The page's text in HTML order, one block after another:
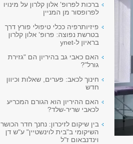
ברכות לפרופ' אלון קלרון על מינויו
לפרופסור מן המניין
פיזיותרפיה ככלי טיפולי פורץ דרך
בטרשת נפוצה: פרופ' אלון קלרון
בראיון ל-ynet
האם כאבי גב בהיריון הם "גזירת
גורל"?
חינוך לכאב: פערים, שאלות וכיוון
חדש
האם ההיריון הוא הגורם המכריע
לכאבי שריר-שלד?
בין שיקום לזיכרון: נחנך חדר הכושר
השיקומי ב"בית לוינשטיין" ע"ש דן
וינדנבאום ז"ל